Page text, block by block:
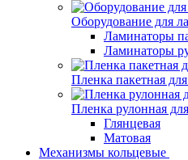
Оборудование для
Ламинаторы
Ламинаторы
Пленка пакетная
Пленка рулонная
Глянцевая
Матовая
Механизмы кольцевые